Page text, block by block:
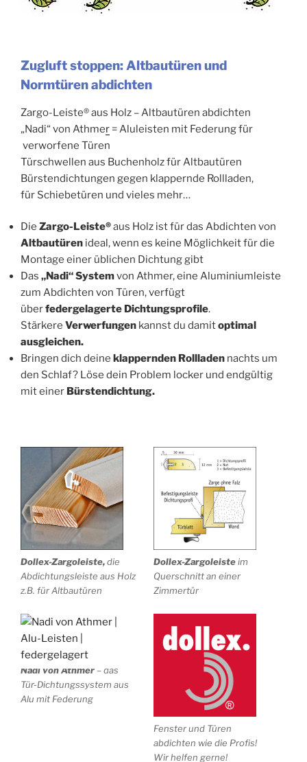
Zugluft stoppen: Altbautüren und
Normtüren abdichten
Zargo-Leiste® aus Holz – Altbautüren abdichten
„Nadi“ von Athmer = Aluleisten mit Federung für
verworfene Türen
Türschwellen aus Buchenholz für Altbautüren
Bürstendichtungen gegen klappernde Rollladen,
für Schiebetüren und vieles mehr…
Die Zargo-Leiste®aus Holz ist für das Abdichten von
Altbautüren ideal, wenn es keine Möglichkeit für die
Montage einer üblichen Dichtung gibt
Das „Nadi“ Systemvon Athmer, eine Aluminiumleiste
zum Abdichten von Türen, verfügt
überfedergelagerte Dichtungsprofile.
Stärkere Verwerfungen kannst du damitoptimal
ausgleichen.
Bringen dich deine klappernden Rollladen nachts um
den Schlaf? Löse dein Problem locker und endgültig
mit einer Bürstendichtung.
Dollex-Zargoleiste,die
Abdichtungsleiste aus Holz
z.B. für Altbautüren
Dollex-Zargoleisteim
Querschnitt an einer
Zimmertür
Nadi von Athmer– das
Tür-Dichtungssystem aus
Alu mit Federung
Fenster und Türen
abdichten wie die Profis!
Wir helfen gerne!